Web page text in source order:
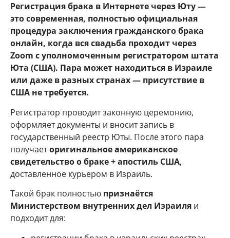
Регистрация брака в Интернете через Юту —
это современная, полностью официальная
процедура заключения гражданского брака
онлайн, когда вся свадьба проходит через
Zoom с уполномоченным регистратором штата
Юта (США). Пара может находиться в Израиле
или даже в разных странах — присутствие в
США не требуется.
Регистратор проводит законную церемонию,
оформляет документы и вносит запись в
государственный реестр Юты. После этого пара
получаеторигинальное американское
свидетельство о браке + апостиль США,
доставленное курьером в Израиль.
Такой брак полностью признаётся
Министерством внутренних дел Израиля и
подходит для: